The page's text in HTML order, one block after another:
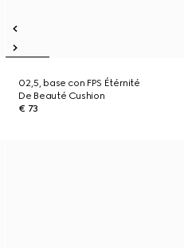
02,5, base con FPS Étérnité
De Beauté Cushion
€ 73